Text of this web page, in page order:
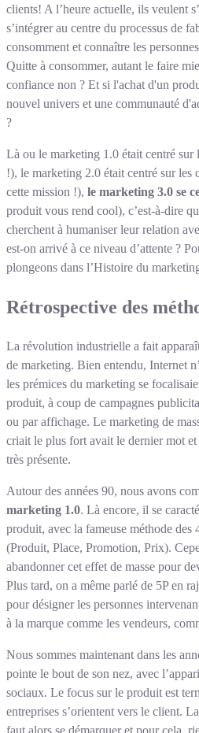
clients! A l’heure actuelle, ils veulent
s’intégrer au centre du processus de
consomment et connaître les
Quitte à consommer, autant le faire
confiance non ? Et si l'achat d'un
nouvel univers et une communauté
?
Là ou le marketing 1.0 était centré sur
!), le marketing 2.0 était centré sur les
cette mission !), le marketing 3.0 se
produit vous rend cool), c’est-à-dire
cherchent à humaniser leur relation
est-on arrivé à ce niveau d’attente ?
plongeons dans l’Histoire du
Rétrospective des
La révolution industrielle a fait
de marketing. Bien entendu, Internet
les prémices du marketing se
produit, à coup de campagnes
ou par affichage. Le marketing de
criait le plus fort avait le dernier mot
très présente.
Autour des années 90, nous avons
marketing 1.0. Là encore, il se
produit, avec la fameuse méthode des
(Produit, Place, Promotion, Prix).
abandonner cet effet de masse pour
Plus tard, on a même parlé de 5P en
pour désigner les personnes
à la marque comme les vendeurs,
Nous sommes maintenant dans les
pointe le bout de son nez, avec
sociaux. Le focus sur le produit est
entreprises s’orientent vers le client.